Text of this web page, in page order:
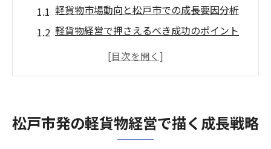
軽貨物市場動向と松戸市での成長要因分析
軽貨物経営で押さえるべき成功のポイント
地域密着型軽貨物戦略がもたらす効果とは
軽貨物ビジネスの未来を見据える松戸市
軽貨物業界の今後を左右する最新トレンド
松戸市発の軽貨物経営で描く成長戦略